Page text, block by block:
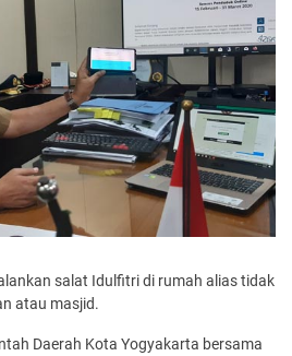
salat Idulfitri di rumah alias tidak
atau masjid.
Daerah Kota Yogyakarta bersama